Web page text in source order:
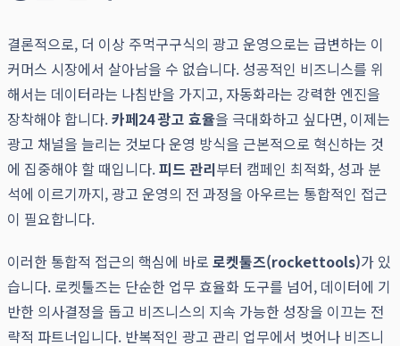
결론적으로, 더 이상 주먹구구식의 광고 운영으로는 급변하는 이
커머스 시장에서 살아남을 수 없습니다. 성공적인 비즈니스를 위
해서는 데이터라는 나침반을 가지고, 자동화라는 강력한 엔진을
장착해야 합니다.카페24 광고 효율을 극대화하고 싶다면, 이제는
광고 채널을 늘리는 것보다 운영 방식을 근본적으로 혁신하는 것
에 집중해야 할 때입니다.피드 관리부터 캠페인 최적화, 성과 분
석에 이르기까지, 광고 운영의 전 과정을 아우르는 통합적인 접근
이 필요합니다.
이러한 통합적 접근의 핵심에 바로 로켓툴즈(rockettools)가 있
습니다. 로켓툴즈는 단순한 업무 효율화 도구를 넘어, 데이터에 기
반한 의사결정을 돕고 비즈니스의 지속 가능한 성장을 이끄는 전
략적 파트너입니다. 반복적인 광고 관리 업무에서 벗어나 비즈니